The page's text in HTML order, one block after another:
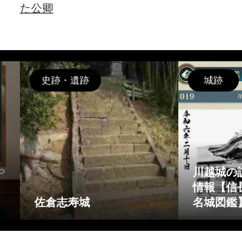
た公卿
問になる場所
の野望・出陣
登録・訪問...
偉人
藤原惟成(ふじわらのこれ
しげ)を簡潔に1分で解説
【光る君へ】花山天皇...